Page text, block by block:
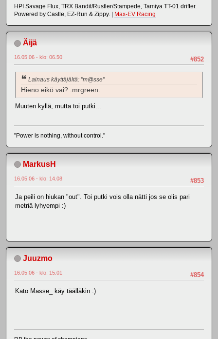
HPI Savage Flux, TRX Bandit/Rustler/Stampede, Tamiya TT-01 drifter.
Powered by Castle, EZ-Run & Zippy. |
Max-EV Racing
Äijä
#852
16.05.06 - klo: 06.50
Lainaus käyttäjältä: "m@sse"
Hieno eikö vai? :mrgreen:
Muuten kyllä, mutta toi putki...
"Power is nothing, without control."
MarkusH
#853
16.05.06 - klo: 14.08
Ja peili on hiukan "out". Toi putki vois olla nätti jos se olis pari
metriä lyhyempi :)
Juuzmo
#854
16.05.06 - klo: 15.01
Kato Masse_ käy täälläkin :)